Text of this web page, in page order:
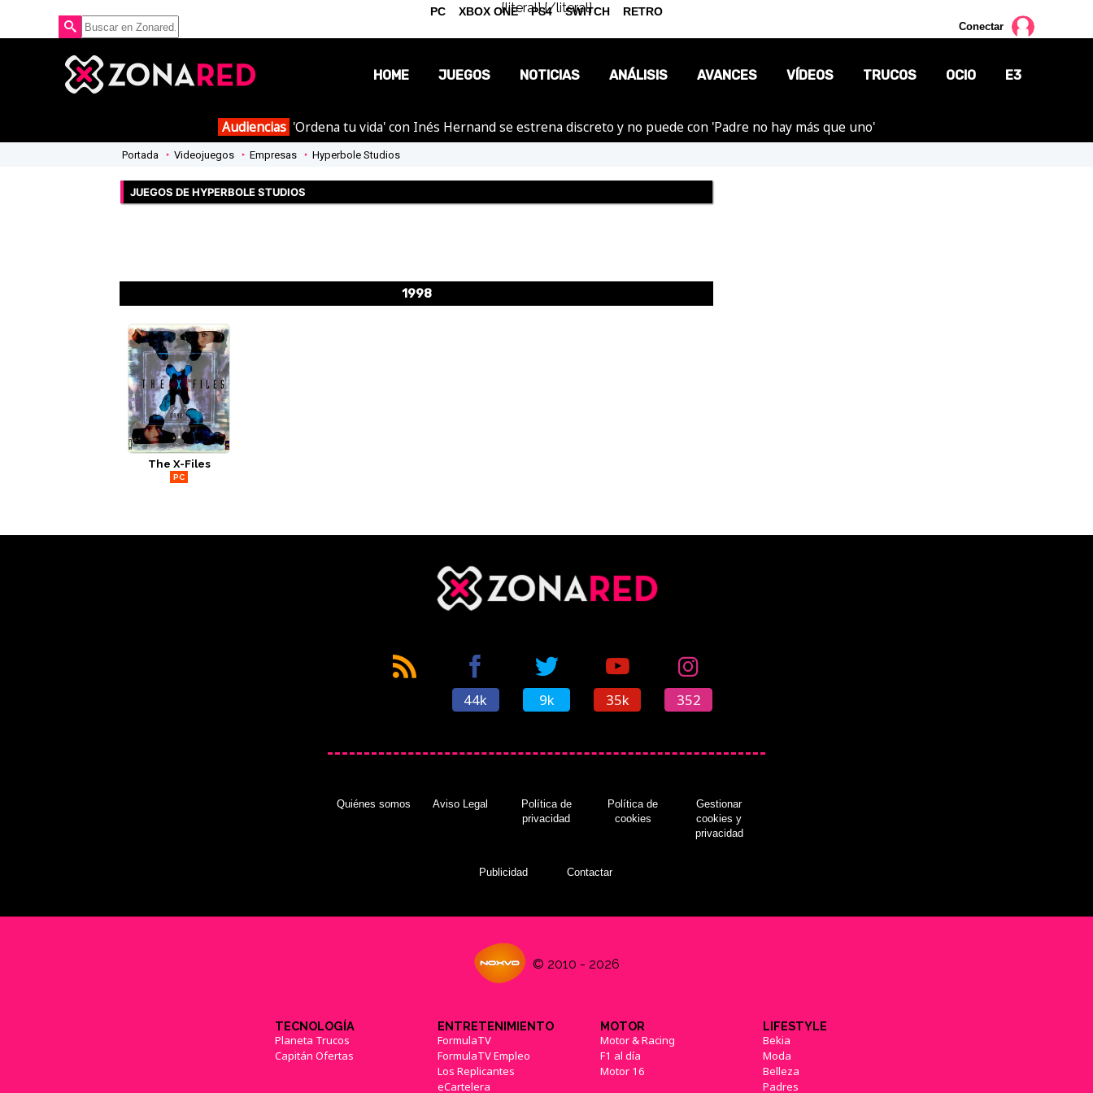
{literal}{/literal}
Conectar
HOME JUEGOS NOTICIAS
OPINIÓN
ANÁLISIS AVANCES VÍDEOS TRUCOS OCIO E3
Audiencias 'Ordena tu vida' con Inés Hernand se estrena discreto y no puede con 'Padre no hay más que uno'
Portada Videojuegos Empresas Hyperbole Studios
JUEGOS DE HYPERBOLE STUDIOS
1998
The X-Files
PC
PC XBOX ONE PS4 SWITCH RETRO
44k 9k 35k 352
Quiénes somos Aviso Legal
Política de
privacidad
Política de
cookies
Gestionar
cookies y
privacidad
Publicidad Contactar
© 2010 - 2026
TECNOLOGÍA
Planeta Trucos
Capitán Ofertas
ENTRETENIMIENTO
FormulaTV
FormulaTV Empleo
Los Replicantes
eCartelera
MOTOR
Motor & Racing
F1 al día
Motor 16
LIFESTYLE
Bekia
Moda
Belleza
Padres